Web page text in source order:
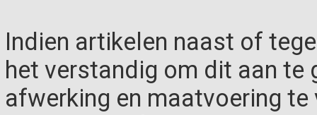
Indien artikelen naast of
het verstandig om dit aan te
afwerking en maatvoering